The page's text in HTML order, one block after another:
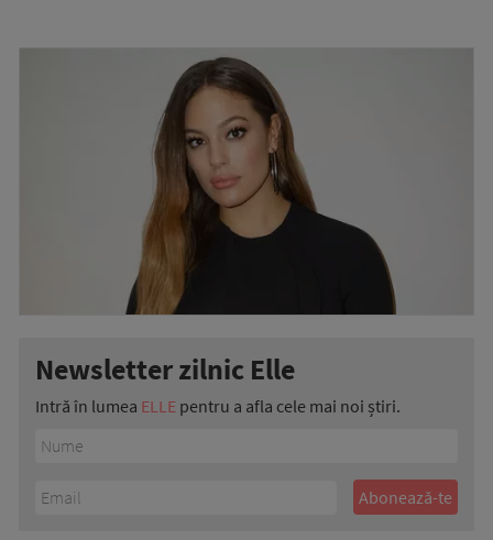
Newsletter zilnic Elle
Intră în lumea ELLE pentru a afla cele mai noi știri.